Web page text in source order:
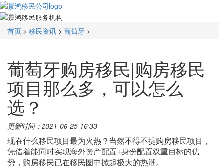
首页 > 移民资讯 > 葡萄牙 >
葡萄牙购房移民|购房移民
项目那么多，可以怎么
选？
更新时间：2021-06-25 16:33
现在什么移民项目最为火热？当然不得不提购房移民项目，
凭借着能同时实现海外资产配置+身份配置双重目标的优
势，购房移民已在移民圈中掀起极大的热潮。